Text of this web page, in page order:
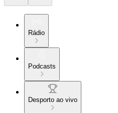
Rádio
Podcasts
Desporto ao vivo